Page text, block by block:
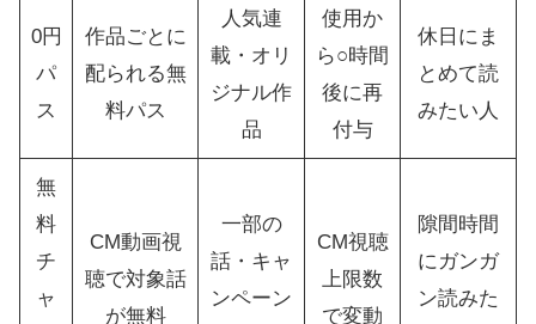
0円
パ
ス
作品ごとに
配られる無
料パス
人気連
載・オリ
ジナル作
品
使用か
ら○時間
後に再
付与
休日にま
とめて読
みたい人
無
料
チ
ャ
CM動画視
聴で対象話
が無料
一部の
話・キャ
ンペーン
CM視聴
上限数
で変動
隙間時間
にガンガ
ン読みた